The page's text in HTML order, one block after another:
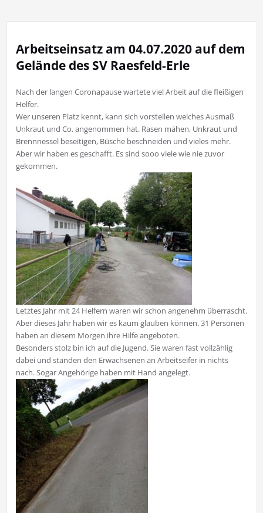
Arbeitseinsatz am 04.07.2020 auf dem
Gelände des SV Raesfeld-Erle
Nach der langen Coronapause wartete viel Arbeit auf die fleißigen
Helfer.
Wer unseren Platz kennt, kann sich vorstellen welches Ausmaß
Unkraut und Co. angenommen hat. Rasen mähen, Unkraut und
Brennnessel beseitigen, Büsche beschneiden und vieles mehr.
Aber wir haben es geschafft. Es sind sooo viele wie nie zuvor
gekommen.
Letztes Jahr mit 24 Helfern waren wir schon angenehm überrascht.
Aber dieses Jahr haben wir es kaum glauben können. 31 Personen
haben an diesem Morgen ihre Hilfe angeboten.
Besonders stolz bin ich auf die Jugend. Sie waren fast vollzählig
dabei und standen den Erwachsenen an Arbeitseifer in nichts
nach. Sogar Angehörige haben mit Hand angelegt.